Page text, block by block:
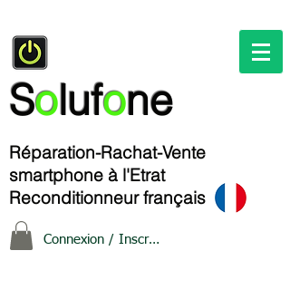
Solufone
Réparation-Rachat-Vente
smartphone à l'Etrat
Reconditionneur français
Connexion / Inscription